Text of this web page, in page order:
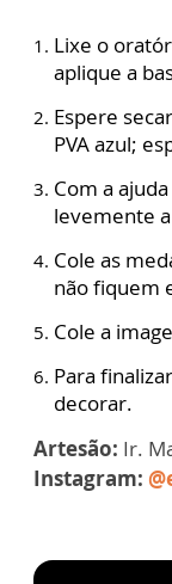
Lixe o
aplique a
Espere
PVA azul;
Com a
levemente
Cole as
não fiquem
Cole a
Para
decorar.
Artesão: Ir.
Instagram: